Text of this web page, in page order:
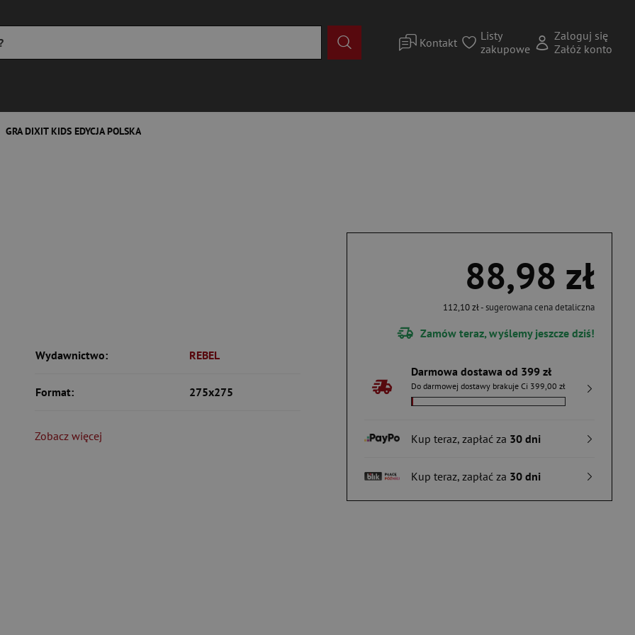
Kontakt
Listy
zakupowe
Zaloguj się
Załóż konto
GRA DIXIT KIDS EDYCJA POLSKA
88,98 zł
112,10 zł- sugerowana cena detaliczna
Zamów teraz, wyślemy jeszcze dziś!
Darmowa dostawa od 399 zł
Do darmowej dostawy brakuje Ci 399,00 zł
Kup teraz, zapłać za 30 dni
Kup teraz, zapłać za 30 dni
Wydawnictwo: REBEL
Format: 275x275
Zobacz więcej